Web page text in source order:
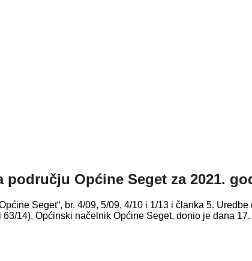
Općine Seget za 2021.
Seget“, br. 4/09, 5/09, 4/10 i 1/13 i članka 5.
14), Općinski načelnik Općine Seget, donio je dana